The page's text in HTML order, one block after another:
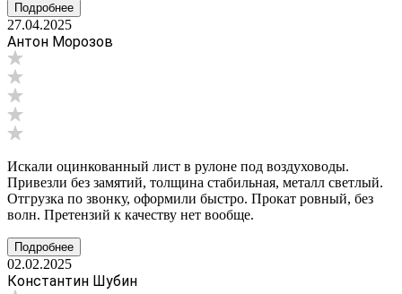
Подробнее
27.04.2025
Антон Морозов
Искали оцинкованный лист в рулоне под воздуховоды.
Привезли без замятий, толщина стабильная, металл светлый.
Отгрузка по звонку, оформили быстро. Прокат ровный, без
волн. Претензий к качеству нет вообще.
Подробнее
02.02.2025
Константин Шубин